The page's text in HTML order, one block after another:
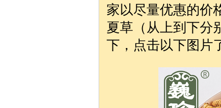
家以尽量优惠的价
夏草（从上到下分
下，点击以下图片